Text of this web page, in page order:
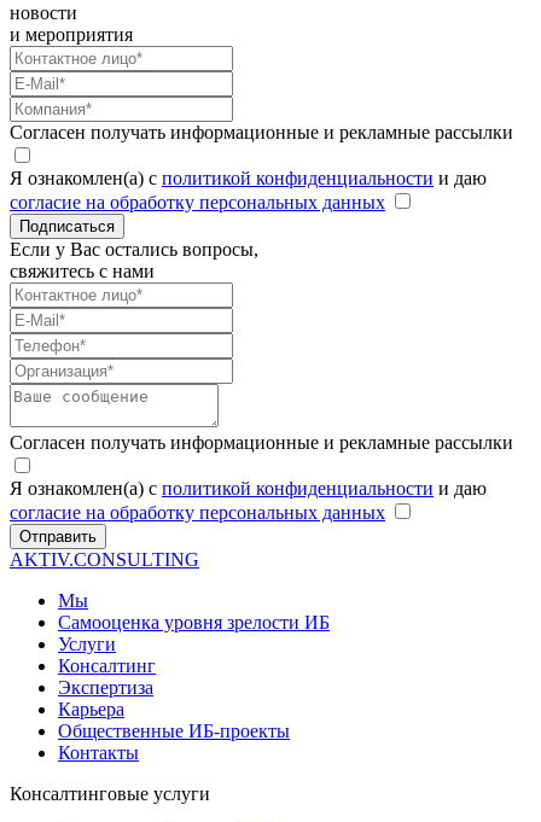
новости
и мероприятия
Согласен получать информационные и рекламные рассылки
Я ознакомлен(а) с политикой конфиденциальности и даю
согласие на обработку персональных данных
Подписаться
Если у Вас остались вопросы,
свяжитесь с нами
Согласен получать информационные и рекламные рассылки
Я ознакомлен(а) с политикой конфиденциальности и даю
согласие на обработку персональных данных
Отправить
AKTIV.CONSULTING
Мы
Самооценка уровня зрелости ИБ
Услуги
Консалтинг
Экспертиза
Карьера
Общественные ИБ-проекты
Контакты
Консалтинговые услуги